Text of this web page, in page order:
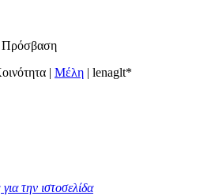
Πρόσβαση
| Μέλη | lenaglt*
την ιστοσελίδα